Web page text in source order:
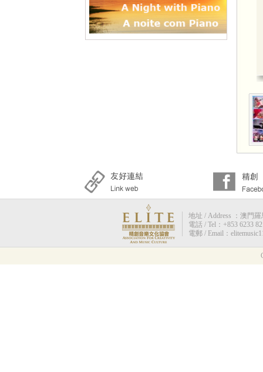
地址 / Address ：澳門
電話 / Tel：+853 6233
電郵 / Email：